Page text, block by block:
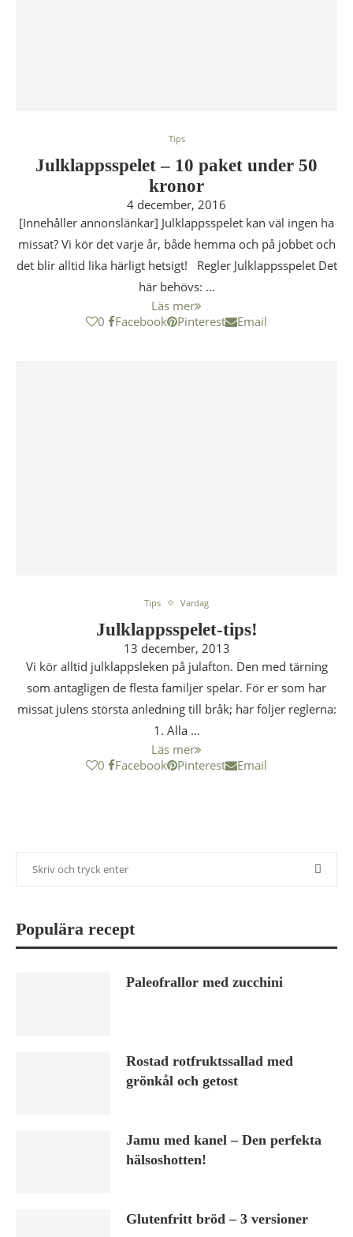
Tips
Julklappsspelet – 10 paket under 50
kronor
4 december, 2016
[Innehåller annonslänkar] Julklappsspelet kan väl ingen ha
missat? Vi kör det varje år, både hemma och på jobbet och
det blir alltid lika härligt hetsigt! Regler Julklappsspelet Det
här behövs: …
Läs mer
0
Facebook Pinterest Email
Tips Vardag
Julklappsspelet-tips!
13 december, 2013
Vi kör alltid julklappsleken på julafton. Den med tärning
som antagligen de flesta familjer spelar. För er som har
missat julens största anledning till bråk; här följer reglerna:
1. Alla …
Läs mer
0
Facebook Pinterest Email
Populära recept
Paleofrallor med zucchini
Rostad rotfruktssallad med
grönkål och getost
Jamu med kanel – Den perfekta
hälsoshotten!
Glutenfritt bröd – 3 versioner